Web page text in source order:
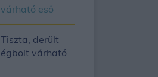
várható eső
Tiszta, derült
égbolt várható